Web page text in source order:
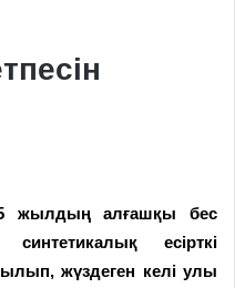
жылдың алғашқы бес
есірткі
жүздеген келі улы